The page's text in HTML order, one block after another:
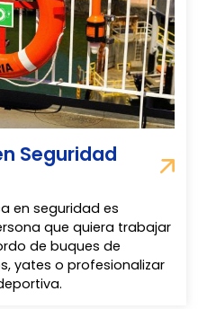
Seguridad
en seguridad es
que quiera trabajar
de buques de
yates o profesionalizar